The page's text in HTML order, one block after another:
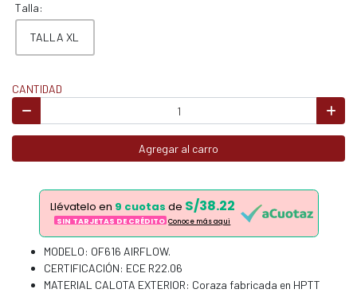
Talla:
TALLA XL
CANTIDAD
Agregar al carro
Llévatelo en 9 cuotas de S/38.22
SIN TARJETAS DE CRÉDITO Conoce más aqui
MODELO: OF616 AIRFLOW.
CERTIFICACIÓN: ECE R22.06
MATERIAL CALOTA EXTERIOR: Coraza fabricada en HPTT